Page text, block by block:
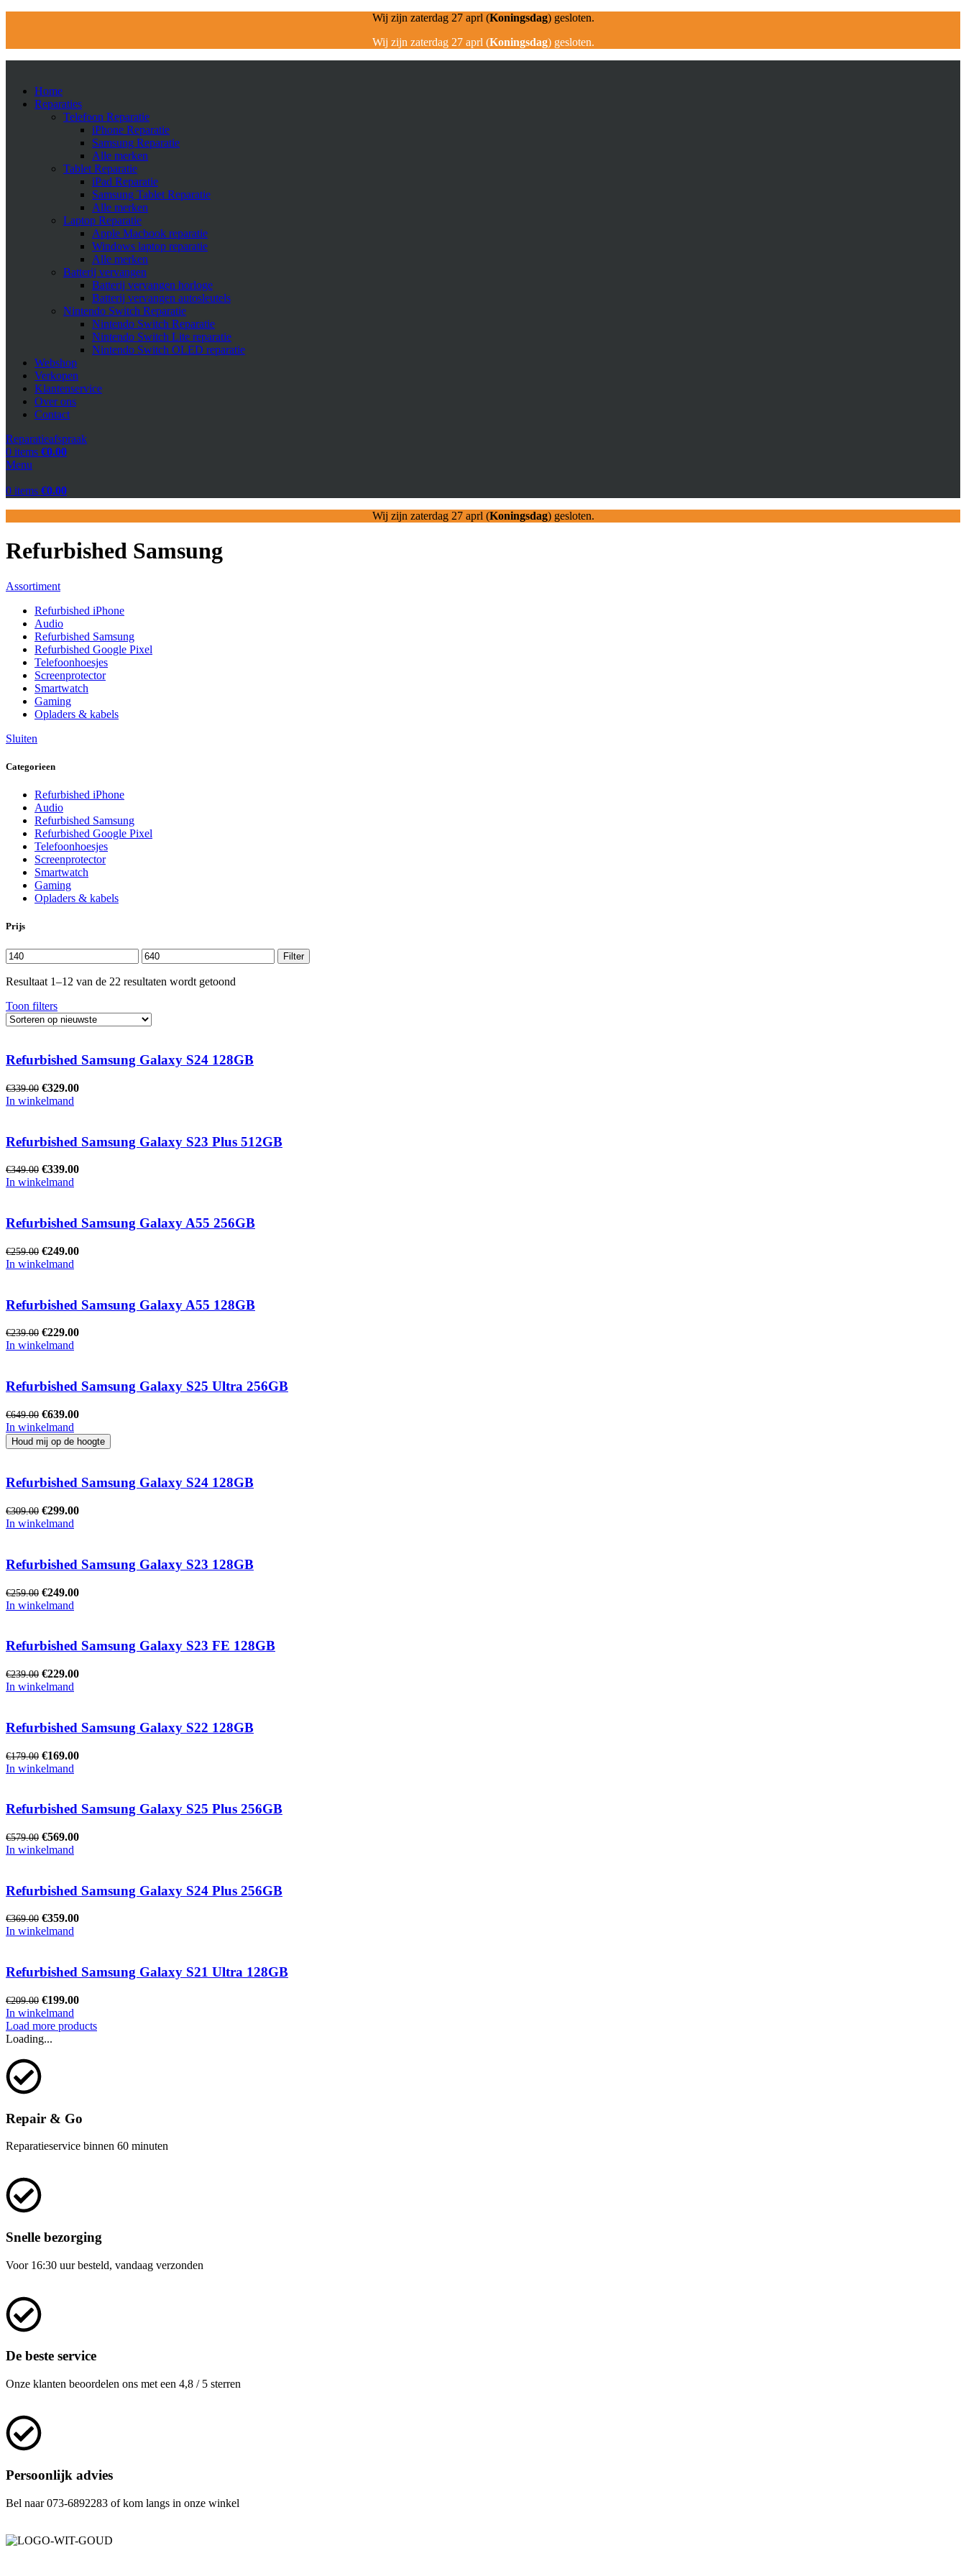
Wij zijn zaterdag 27 aprl (Koningsdag) gesloten.
Wij zijn zaterdag 27 aprl (Koningsdag) gesloten.
Home
Reparaties
Telefoon Reparatie
iPhone Reparatie
Samsung Reparatie
Alle merken
Tablet Reparatie
iPad Reparatie
Samsung Tablet Reparatie
Alle merken
Laptop Reparatie
Apple Macbook reparatie
Windows laptop reparatie
Alle merken
Batterij vervangen
Batterij vervangen horloge
Batterij vervangen autosleutels
Nintendo Switch Reparatie
Nintendo Switch Reparatie
Nintendo Switch Lite reparatie
Nintendo Switch OLED reparatie
Webshop
Verkopen
Klantenservice
Over ons
Contact
Reparatieafspraak
0 items €0.00
Menu
0 items €0.00
Wij zijn zaterdag 27 aprl (Koningsdag) gesloten.
Refurbished Samsung
Assortiment
Refurbished iPhone
Audio
Refurbished Samsung
Refurbished Google Pixel
Telefoonhoesjes
Screenprotector
Smartwatch
Gaming
Opladers & kabels
Sluiten
Categorieen
Refurbished iPhone
Audio
Refurbished Samsung
Refurbished Google Pixel
Telefoonhoesjes
Screenprotector
Smartwatch
Gaming
Opladers & kabels
Prijs
Filter
Resultaat 1–12 van de 22 resultaten wordt getoond
Toon filters
Refurbished Samsung Galaxy S24 128GB
€339.00 €329.00
In winkelmand
Refurbished Samsung Galaxy S23 Plus 512GB
€349.00 €339.00
In winkelmand
Refurbished Samsung Galaxy A55 256GB
€259.00 €249.00
In winkelmand
Refurbished Samsung Galaxy A55 128GB
€239.00 €229.00
In winkelmand
Refurbished Samsung Galaxy S25 Ultra 256GB
€649.00 €639.00
In winkelmand
Refurbished Samsung Galaxy S24 128GB
€309.00 €299.00
In winkelmand
Refurbished Samsung Galaxy S23 128GB
€259.00 €249.00
In winkelmand
Refurbished Samsung Galaxy S23 FE 128GB
€239.00 €229.00
In winkelmand
Refurbished Samsung Galaxy S22 128GB
€179.00 €169.00
In winkelmand
Refurbished Samsung Galaxy S25 Plus 256GB
€579.00 €569.00
In winkelmand
Refurbished Samsung Galaxy S24 Plus 256GB
€369.00 €359.00
In winkelmand
Refurbished Samsung Galaxy S21 Ultra 128GB
€209.00 €199.00
In winkelmand
Load more products
Loading...
Repair & Go
Reparatieservice binnen 60 minuten
Snelle bezorging
Voor 16:30 uur besteld, vandaag verzonden
De beste service
Onze klanten beoordelen ons met een 4,8 / 5 sterren
Persoonlijk advies
Bel naar 073-6892283 of kom langs in onze winkel